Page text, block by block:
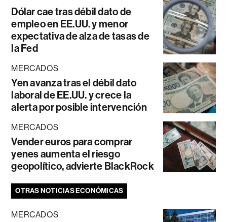
Dólar cae tras débil dato de
empleo en EE.UU. y menor
expectativa de alza de tasas de
la Fed
MERCADOS
Yen avanza tras el débil dato
laboral de EE.UU. y crece la
alerta por posible intervención
MERCADOS
Vender euros para comprar
yenes aumenta el riesgo
geopolítico, advierte BlackRock
OTRAS NOTICIAS ECONÓMICAS
MERCADOS